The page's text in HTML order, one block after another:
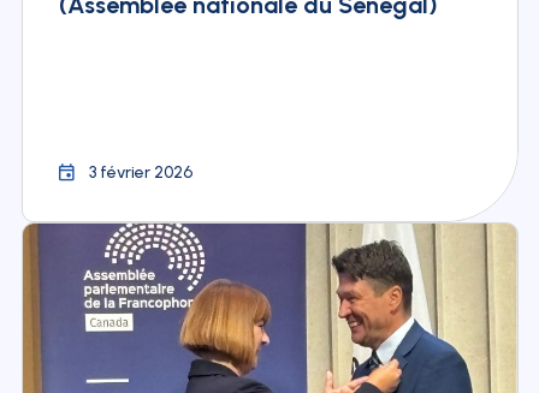
3 février 2026